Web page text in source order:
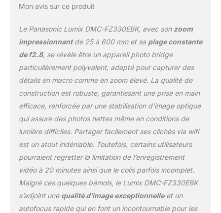
Mon avis sur ce produit
Le Panasonic Lumix DMC-FZ330EBK, avec son zoom
impressionnantde 25 à 600 mm et sa plage constante
de f2.8, se révèle être un appareil photo bridge
particulièrement polyvalent, adapté pour capturer des
détails en macro comme en zoom élevé. La qualité de
construction est robuste, garantissant une prise en main
efficace, renforcée par une stabilisation d’image optique
qui assure des photos nettes même en conditions de
lumière difficiles. Partager facilement ses clichés via wifi
est un atout indéniable. Toutefois, certains utilisateurs
pourraient regretter la limitation de l’enregistrement
vidéo à 20 minutes ainsi que le colis parfois incomplet.
Malgré ces quelques bémols, le Lumix DMC-FZ330EBK
s’adjoint une qualité d’image exceptionnelleet un
autofocus rapide qui en font un incontournable pour les